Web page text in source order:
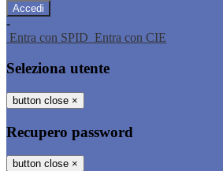
-
Entra con SPID Entra con CIE
Seleziona utente
button close ×
Recupero password
button close ×